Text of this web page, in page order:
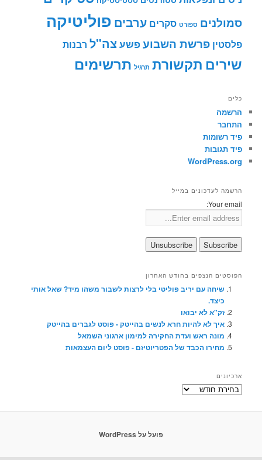
סמולנים ספורט סקרים ערבים פוליטיקה
פלסטין פרשת השבועפשעצה"ל רבנות
שירים תקשורת תרגיל תרשימים
כלים
הרשמה
התחבר
פיד רשומות
פיד תגובות
WordPress.org
הרשמה לעדכונים במייל
Your email:
הפוסטים הנצפים בחודש האחרון
שיחה עם יריב פוליטי בלי לרצות לשבור משהו מיד? שאל אותי
כיצד.
זק"א לא יבואו
איך לא להיות חרא לנשים בהייטק - פוסט לגברים בהייטק
מונה ראש ועדת החקירה למימון ארגוני השמאל
מחירו הכבד של הפטריוטיזם - פוסט ליום העצמאות
ארכיונים
ארכיונים
פועל על WordPress